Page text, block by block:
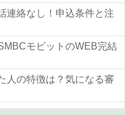
連絡なし！申込条件と注
モビットのWEB完結
人の特徴は？気になる審